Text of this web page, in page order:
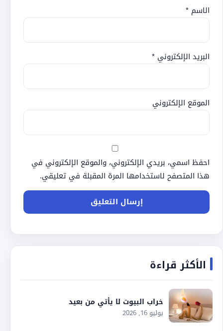
الاسم *
البريد الإلكتروني *
الموقع الإلكتروني
احفظ اسمي، بريدي الإلكتروني، والموقع الإلكتروني في
هذا المتصفح لاستخدامها المرة المقبلة في تعليقي.
الأكثر قراءة
خراب البيوت لا يأتي من بعيد
يوليو 16, 2026